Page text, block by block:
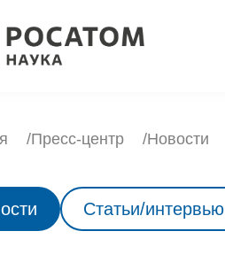
Пресс-центр Новости
Статьи/интервью